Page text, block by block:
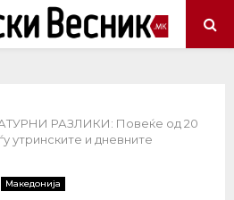
РАЗЛИКИ: Повеќе од 20
утринските и дневните
Македонија